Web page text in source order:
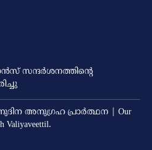
സന്ദര്‍ശനത്തിന്റെ
അനുഗ്രഹ പ്രാർത്ഥന | Our
Valiyaveettil.